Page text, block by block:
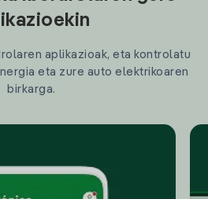
aplikazioak, eta kontrolatu
eta zure auto elektrikoaren
birkarga.